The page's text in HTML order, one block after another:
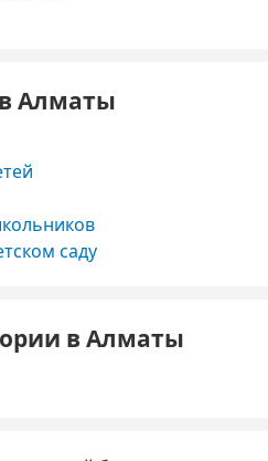
Алматы
саду
в Алматы